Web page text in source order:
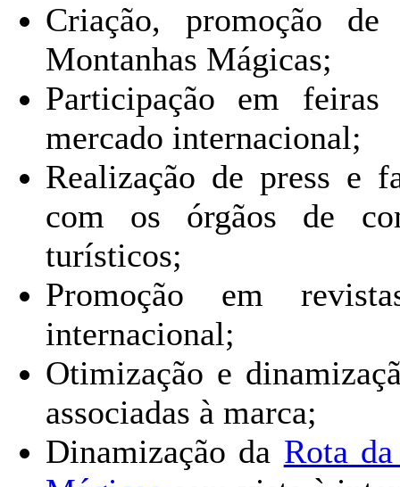
Criação, promoção
Montanhas Mágicas;
Participação em feiras
mercado internacional;
Realização de press e
com os órgãos de
turísticos;
Promoção em
internacional;
Otimização e
associadas à marca;
Dinamização da Rota